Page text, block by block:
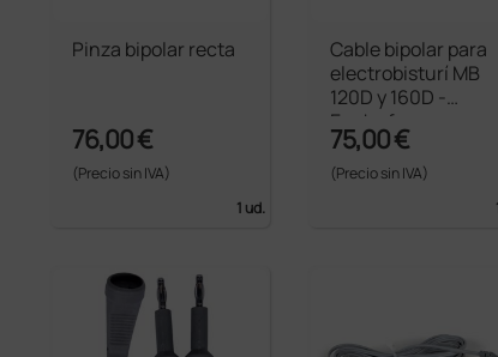
Pinza bipolar recta
76,00 €
(Precio sin IVA)
1 ud.
Cable bipolar para
electrobisturí MB
120D y 160D -
Enchufe europeo
75,00 €
(Precio sin IVA)